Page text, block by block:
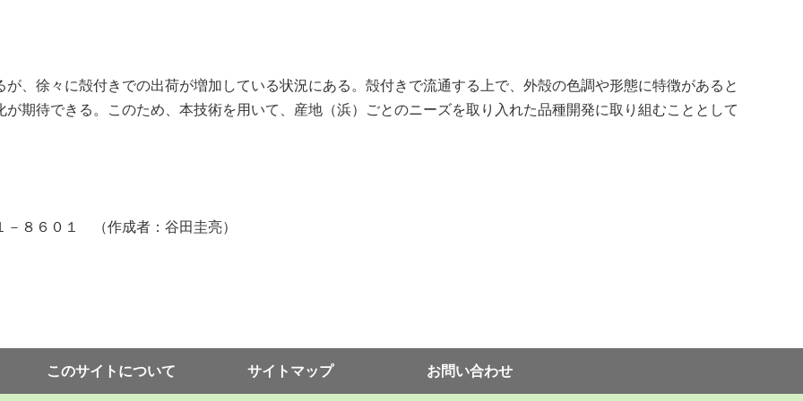
、徐々に殻付きでの出荷が増加している状況にある。殻付きで流通する上で、外殻の色調や形態に特徴があると
期待できる。このため、本技術を用いて、産地（浜）ごとのニーズを取り入れた品種開発に取り組むこととして
８６０１ （作成者：谷田圭亮）
このサイトについて サイトマップ お問い合わせ